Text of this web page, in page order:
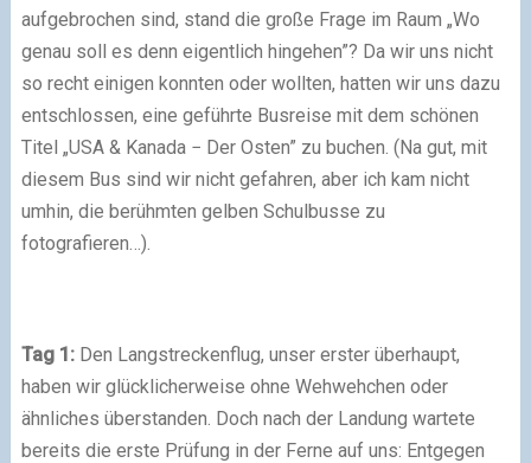
aufgebrochen sind, stand die große Frage im Raum „Wo
genau soll es denn eigentlich hingehen”? Da wir uns nicht
so recht einigen konnten oder wollten, hatten wir uns dazu
entschlossen, eine geführte Busreise mit dem schönen
Titel „USA & Kanada − Der Osten” zu buchen. (Na gut, mit
diesem Bus sind wir nicht gefahren, aber ich kam nicht
umhin, die berühmten gelben Schulbusse zu
fotografieren…).
Tag 1:Den Langstreckenflug, unser erster überhaupt,
haben wir glücklicherweise ohne Wehwehchen oder
ähnliches überstanden. Doch nach der Landung wartete
bereits die erste Prüfung in der Ferne auf uns: Entgegen